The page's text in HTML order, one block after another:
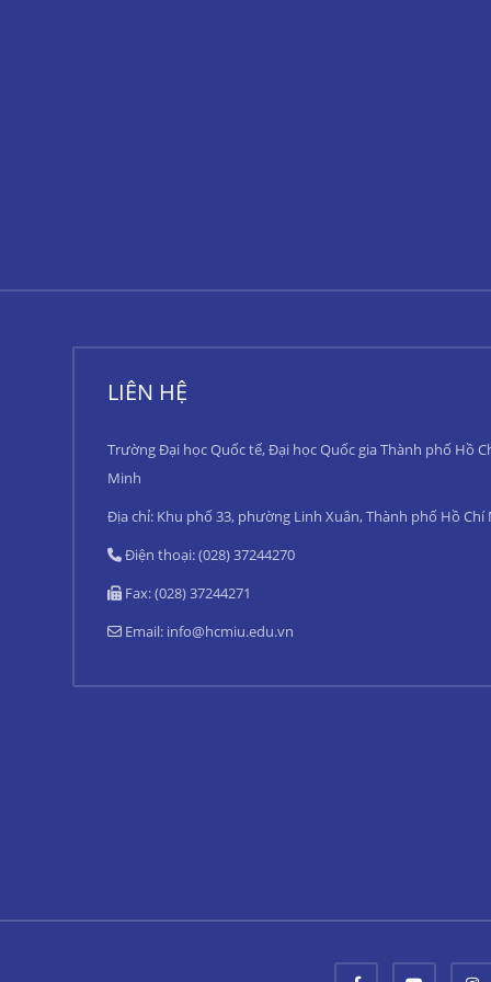
LIÊN HỆ
Trường Đại học Quốc tế, Đại học Quốc gia Thành phố Hồ
Minh
Địa chỉ: Khu phố 33, phường Linh Xuân, Thành phố Hồ Chí
Điện thoại: (028) 37244270
Fax: (028) 37244271
Email: info@hcmiu.edu.vn